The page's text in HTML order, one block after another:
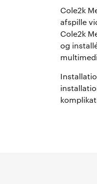
Cole2k
afspille
Cole2k
og